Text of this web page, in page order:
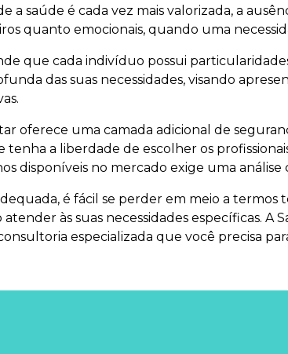
a saúde é cada vez mais valorizada, a
quanto emocionais, quando uma
que cada indivíduo possui
das suas necessidades, visando
oferece uma camada adicional de
tenha a liberdade de escolher os
disponíveis no mercado exige uma análise
é fácil se perder em meio a
às suas necessidades específicas.
especializada que você precisa